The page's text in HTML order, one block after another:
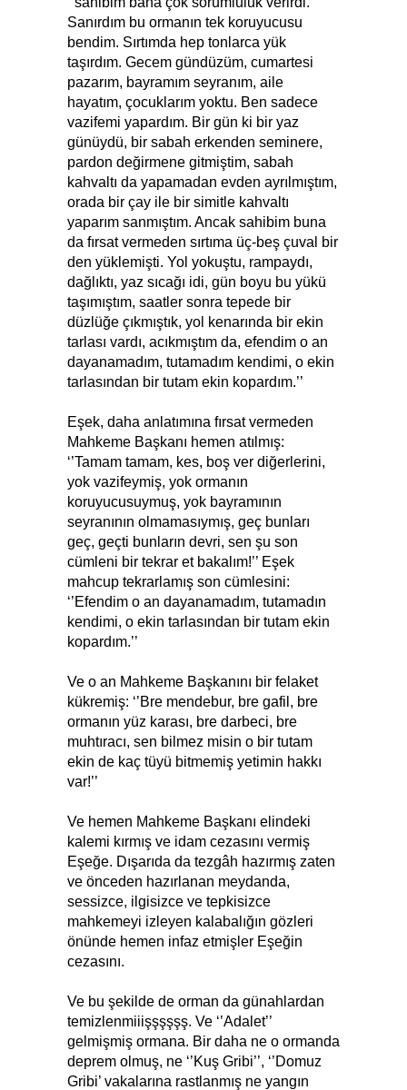
Sanırdım bu ormanın tek koruyucusu
bendim. Sırtımda hep tonlarca yük
taşırdım. Gecem gündüzüm, cumartesi
pazarım, bayramım seyranım, aile
hayatım, çocuklarım yoktu. Ben sadece
vazifemi yapardım. Bir gün ki bir yaz
günüydü, bir sabah erkenden seminere,
pardon değirmene gitmiştim, sabah
kahvaltı da yapamadan evden ayrılmıştım,
orada bir çay ile bir simitle kahvaltı
yaparım sanmıştım. Ancak sahibim buna
da fırsat vermeden sırtıma üç-beş çuval bir
den yüklemişti. Yol yokuştu, rampaydı,
dağlıktı, yaz sıcağı idi, gün boyu bu yükü
taşımıştım, saatler sonra tepede bir
düzlüğe çıkmıştık, yol kenarında bir ekin
tarlası vardı, acıkmıştım da, efendim o an
dayanamadım, tutamadım kendimi, o ekin
tarlasından bir tutam ekin kopardım.’’
Eşek, daha anlatımına fırsat vermeden
Mahkeme Başkanı hemen atılmış:
‘’Tamam tamam, kes, boş ver diğerlerini,
yok vazifeymiş, yok ormanın
koruyucusuymuş, yok bayramının
seyranının olmamasıymış, geç bunları
geç, geçti bunların devri, sen şu son
cümleni bir tekrar et bakalım!’’ Eşek
mahcup tekrarlamış son cümlesini:
‘’Efendim o an dayanamadım, tutamadın
kendimi, o ekin tarlasından bir tutam ekin
kopardım.’’
Ve o an Mahkeme Başkanını bir felaket
kükremiş: ‘’Bre mendebur, bre gafil, bre
ormanın yüz karası, bre darbeci, bre
muhtıracı, sen bilmez misin o bir tutam
ekin de kaç tüyü bitmemiş yetimin hakkı
var!’’
Ve hemen Mahkeme Başkanı elindeki
kalemi kırmış ve idam cezasını vermiş
Eşeğe. Dışarıda da tezgâh hazırmış zaten
ve önceden hazırlanan meydanda,
sessizce, ilgisizce ve tepkisizce
mahkemeyi izleyen kalabalığın gözleri
önünde hemen infaz etmişler Eşeğin
cezasını.
Ve bu şekilde de orman da günahlardan
temizlenmiiişşşşşş. Ve ‘’Adalet’’
gelmişmiş ormana. Bir daha ne o ormanda
deprem olmuş, ne ‘’Kuş Gribi’’, ‘’Domuz
Gribi’ vakalarına rastlanmış ne yangın